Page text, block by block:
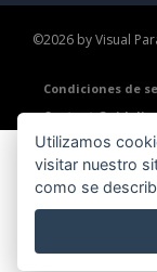
©2026 by Visual
Condiciones de
Content
Utilizamos
visitar nuestro
como se